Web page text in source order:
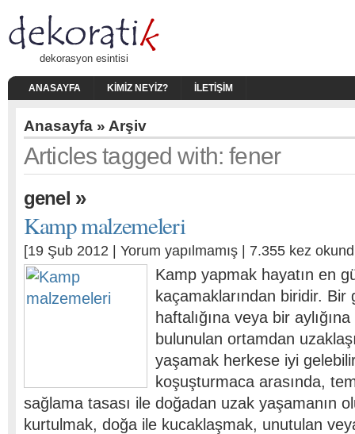
dekorasyon esintisi
ANASAYFA KIMIZ NEYIZ? İLETIŞIM
Anasayfa » Arşiv
Articles tagged with: fener
genel »
Kamp malzemeleri
[19 Şub 2012 | Yorum yapılmamış | 7.355 kez
Kamp yapmak hayatın en
kaçamaklarından biridir. Bir
haftalığına veya bir
bulunulan ortamdan
yaşamak herkese iyi
koşuşturmaca arasında,
sağlama tasası ile doğadan uzak yaşamanın
kurtulmak, doğa ile kucaklaşmak, unutulan